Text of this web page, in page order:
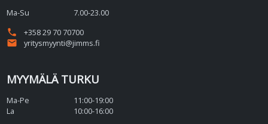
Ma-Su
7.00-23.00
phone
+358 29 70 70700
email
yritysmyynti@jimms.fi
MYYMÄLÄ TURKU
Ma-Pe
11:00-19:00
La
10:00-16:00